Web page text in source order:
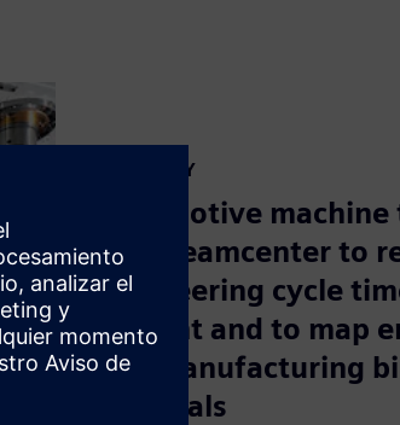
CASE STUDY
Automotive
uses Teamcenter to
engineering cycle
percent and to map
and manufacturing
materials